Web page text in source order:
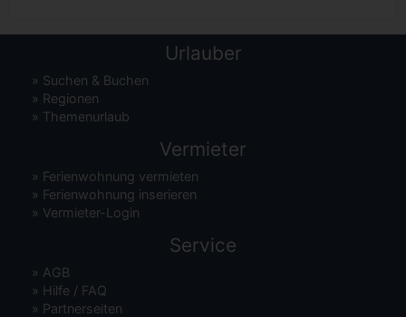
Urlauber
» Suchen & Buchen
» Regionen
» Themenurlaub
Vermieter
» Ferienwohnung vermieten
» Ferienwohnung inserieren
» Vermieter-Login
Service
» AGB
» Hilfe / FAQ
» Partnerseiten